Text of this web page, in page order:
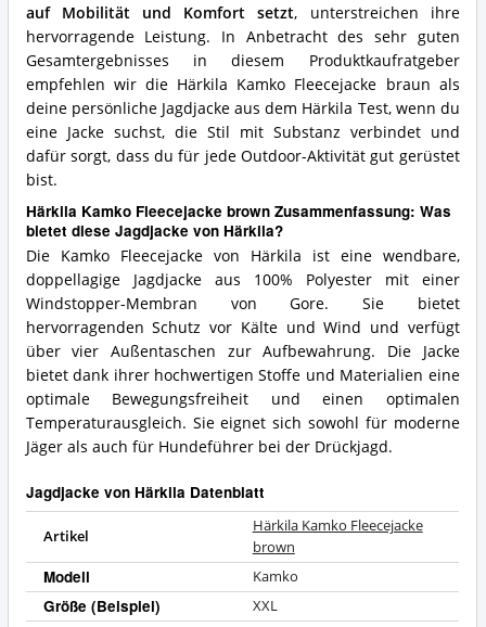
auf Mobilität und Komfort setzt, unterstreichen ihre
hervorragende Leistung. In Anbetracht des sehr guten
Gesamtergebnisses in diesem Produktkaufratgeber
empfehlen wir die Härkila Kamko Fleecejacke braun als
deine persönliche Jagdjacke aus dem Härkila Test, wenn du
eine Jacke suchst, die Stil mit Substanz verbindet und
dafür sorgt, dass du für jede Outdoor-Aktivität gut gerüstet
bist.
Härkila Kamko Fleecejacke brown Zusammenfassung: Was
bietet diese Jagdjacke von Härkila?
Die Kamko Fleecejacke von Härkila ist eine wendbare,
doppellagige Jagdjacke aus 100% Polyester mit einer
Windstopper-Membran von Gore. Sie bietet
hervorragenden Schutz vor Kälte und Wind und verfügt
über vier Außentaschen zur Aufbewahrung. Die Jacke
bietet dank ihrer hochwertigen Stoffe und Materialien eine
optimale Bewegungsfreiheit und einen optimalen
Temperaturausgleich. Sie eignet sich sowohl für moderne
Jäger als auch für Hundeführer bei der Drückjagd.
Jagdjacke von Härkila Datenblatt
Artikel
Härkila Kamko Fleecejacke
brown
Modell Kamko
Größe (Beispiel) XXL